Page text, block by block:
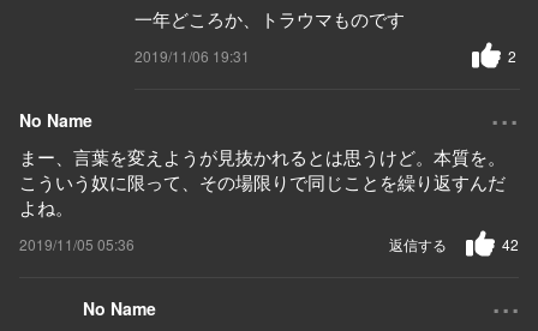
一年どころか、トラウマものです
2019/11/06 19:31 2
No Name ...
まー、言葉を変えようが見抜かれるとは思うけど。本質を。
こういう奴に限って、その場限りで同じことを繰り返すんだ
よね。
2019/11/05 05:36 42
返信する
No Name ...